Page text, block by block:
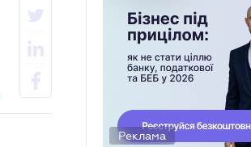
Реклама